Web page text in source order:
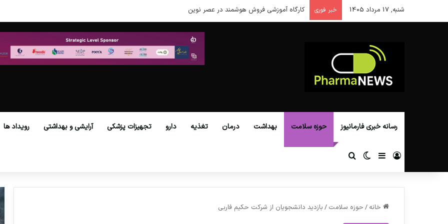
شنبه, 17 مرداد 1405 خبر فوری کارگاه آموزشی فروش هوشمند در عصر نوین
رسانه خبری فارمانیوز حوزه سلامت بهداشت درمان تغذیه دارو تجهیزات پزشکی آرایشی و بهداشتی رویداد ها
ورود سایدبارتغییر پوسته
خانه / حوزه سلامت / بازدید دانشجویان از شرکت حکیم فاربی